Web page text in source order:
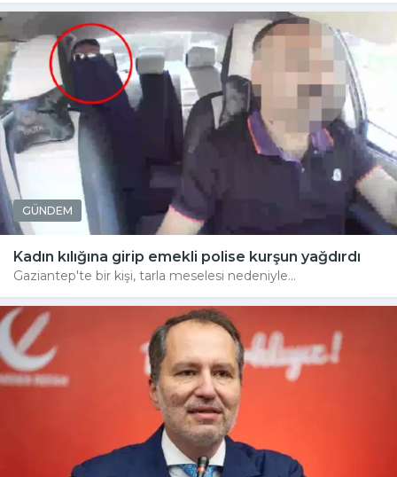
GÜNDEM
Kadın kılığına girip emekli polise kurşun yağdırdı
Gaziantep'te bir kişi, tarla meselesi nedeniyle...